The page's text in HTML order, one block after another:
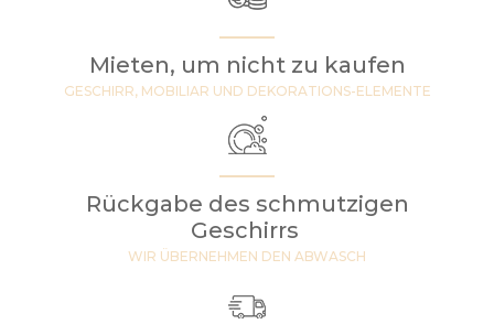
Mieten, um nicht zu kaufen
GESCHIRR, MOBILIAR UND DEKORATIONS-ELEMENTE
Rückgabe des schmutzigen
Geschirrs
WIR ÜBERNEHMEN DEN ABWASCH